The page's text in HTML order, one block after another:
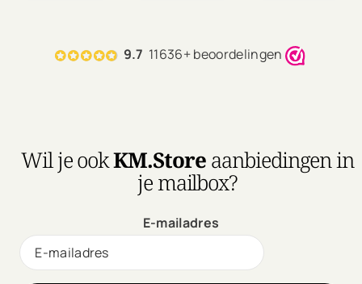
9.7 11636+ beoordelingen
Wil je ookKM.Storeaanbiedingen in
je mailbox?
E-mailadres